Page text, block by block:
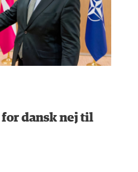
for dansk nej til